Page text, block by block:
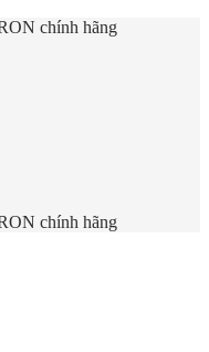
chính hãng
chính hãng